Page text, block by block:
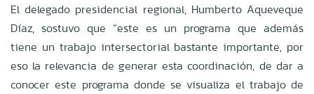
El delegado presidencial regional, Humberto Aqueveque
Díaz, sostuvo que “este es un programa que además
tiene un trabajo intersectorial bastante importante, por
eso la relevancia de generar esta coordinación, de dar a
conocer este programa donde se visualiza el trabajo de